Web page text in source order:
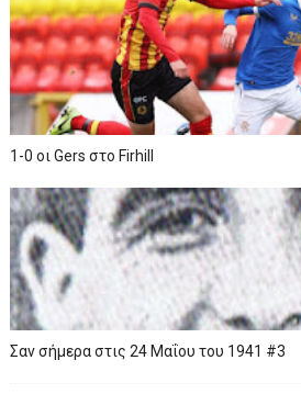
1-0 οι Gers στο Firhill
Σαν σήμερα στις 24 Μαΐου του 1941 #3